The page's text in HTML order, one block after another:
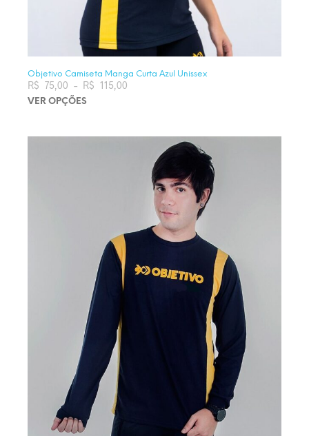
Objetivo Camiseta Manga Curta Azul Unissex
R$ 75,00 – R$ 115,00Faixa de preço: R$ 75,00 através
R$ 115,00
VER OPÇÕES